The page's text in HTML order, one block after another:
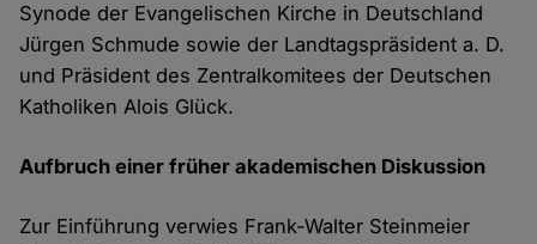
Synode der Evangelischen Kirche in Deutschland
Jürgen Schmude sowie der Landtagspräsident a. D.
und Präsident des Zentralkomitees der Deutschen
Katholiken Alois Glück.
Aufbruch einer früher akademischen Diskussion
Zur Einführung verwies Frank-Walter Steinmeier